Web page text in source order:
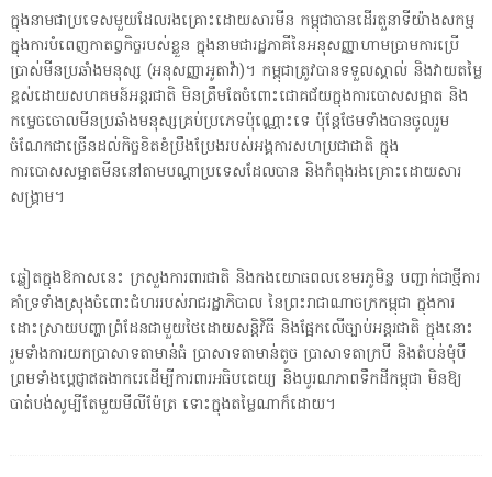
ក្នុងនាមជាប្រទេសមួយដែលរងគ្រោះដោយសារមីន កម្ពុជាបានដើរតួនាទីយ៉ាងសកម្ម
ក្នុងការបំពេញកាតព្វកិច្ចរបស់ខ្លួន ក្នុងនាមជារដ្ឋភាគីនៃអនុសញ្ញាហាមប្រាមការប្រើ
ប្រាស់មីនប្រឆាំងមនុស្ស (អនុសញ្ញាអូតាវ៉ា)។ កម្ពុជាត្រូវបានទទួលស្គាល់ និងវាយតម្លៃ
ខ្ពស់ដោយសហគមន៍អន្តរជាតិ មិនត្រឹមតែចំពោះជោគជ័យក្នុងការបោសសម្អាត និង
កម្ទេចចោលមីនប្រឆាំងមនុស្សគ្រប់ប្រភេទប៉ុណ្ណោះទេ ប៉ុន្តែថែមទាំងបានចូលរួម
ចំណែកជាច្រើនដល់កិច្ចខិតខំប្រឹងប្រែងរបស់អង្គការសហប្រជាជាតិ ក្នុង
ការបោសសម្អាតមីននៅតាមបណ្តាប្រទេសដែលបាន និងកំពុងរងគ្រោះដោយសារ
សង្គ្រាម។
ឆ្លៀតក្នុងឱកាសនេះ ក្រសួងការពារជាតិ និងកងយោធពលខេមរភូមិន្ទ បញ្ជាក់ជាថ្មីការ
គាំទ្រទាំងស្រុងចំពោះជំហររបស់រាជរដ្ឋាភិបាល នៃព្រះរាជាណាចក្រកម្ពុជា ក្នុងការ
ដោះស្រាយបញ្ហាព្រំដែនជាមួយថៃដោយសន្តិវិធី និងផ្អែកលើច្បាប់អន្តរជាតិ ក្នុងនោះ
រួមទាំងការយកប្រាសាទតាមាន់ធំ ប្រាសាទតាមាន់តូច ប្រាសាទតាក្របី និងតំបន់មុំបី
ព្រមទាំងប្តេជ្ញាឥតងាករេដើម្បីការពារអធិបតេយ្យ និងបូរណភាពទឹកដីកម្ពុជា មិនឱ្យ
បាត់បង់សូម្បីតែមួយមីលីម៉ែត្រ ទោះក្នុងតម្លៃណាក៏ដោយ។